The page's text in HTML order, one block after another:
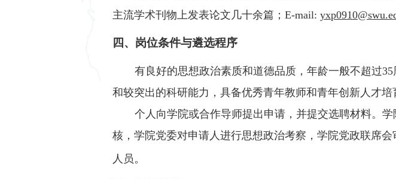
主流学术刊物上发表论文几十余篇；E-mail:
四、岗位条件与遴选程序
有良好的思想政治素质和道德品质，年龄一般不超过
和较突出的科研能力，具备优秀青年教师和青年创新人才培
个人向学院或合作导师提出申请，并提交选聘材料。
核，学院党委对申请人进行思想政治考察，学院党政联席
人员 。